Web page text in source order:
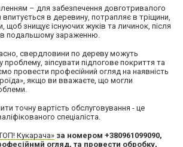
– для забезпечення довготривалого
впитується в деревину, потрапляє в тріщини,
щоб знищує існуючих жуків та личинок, після
в подальшому зараженню.
свердловини по дереву можуть
зіпсувати підлогове покриття та
провести професійний огляд на наявність
якщо ви вважаєте, що могли
точну вартість обслуговування - це
спеціаліста.
Кукарача» за номером +380961099090,
огляд, та провести обробку,